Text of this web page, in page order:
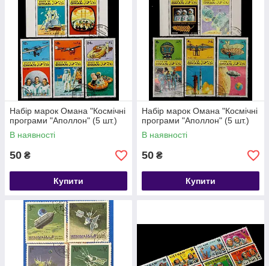
Набір марок Омана "Космічні
програми "Аполлон" (5 шт.)
В наявності
50 ₴
Купити
Набір марок Омана "Космічні
програми "Аполлон" (5 шт.)
В наявності
50 ₴
Купити